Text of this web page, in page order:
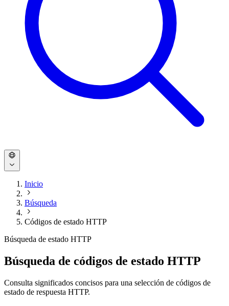
Inicio
Búsqueda
Códigos de estado HTTP
Búsqueda de estado HTTP
Búsqueda de códigos de estado HTTP
Consulta significados concisos para una selección de códigos de
estado de respuesta HTTP.